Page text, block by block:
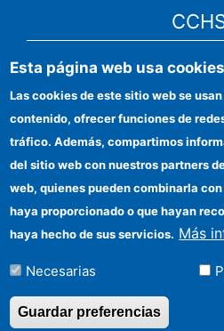
Sede
Identidad
Información para
Ayudas
Organismos
Contacto
Cómo
Esta página web usa
Las cookies de este sitio web se
contenido, ofrecer funciones de
tráfico. Además, compartimos
del sitio web con nuestros partners
web, quienes pueden combinarla
haya proporcionado o que hayan
haya hecho de sus servicios. Más
Necesarias
Guardar preferencias